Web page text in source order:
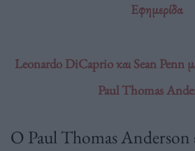
Εφημερίδα
Leonardo DiCaprio και Sean Penn
Paul Thomas
Ο Paul Thomas Anderson